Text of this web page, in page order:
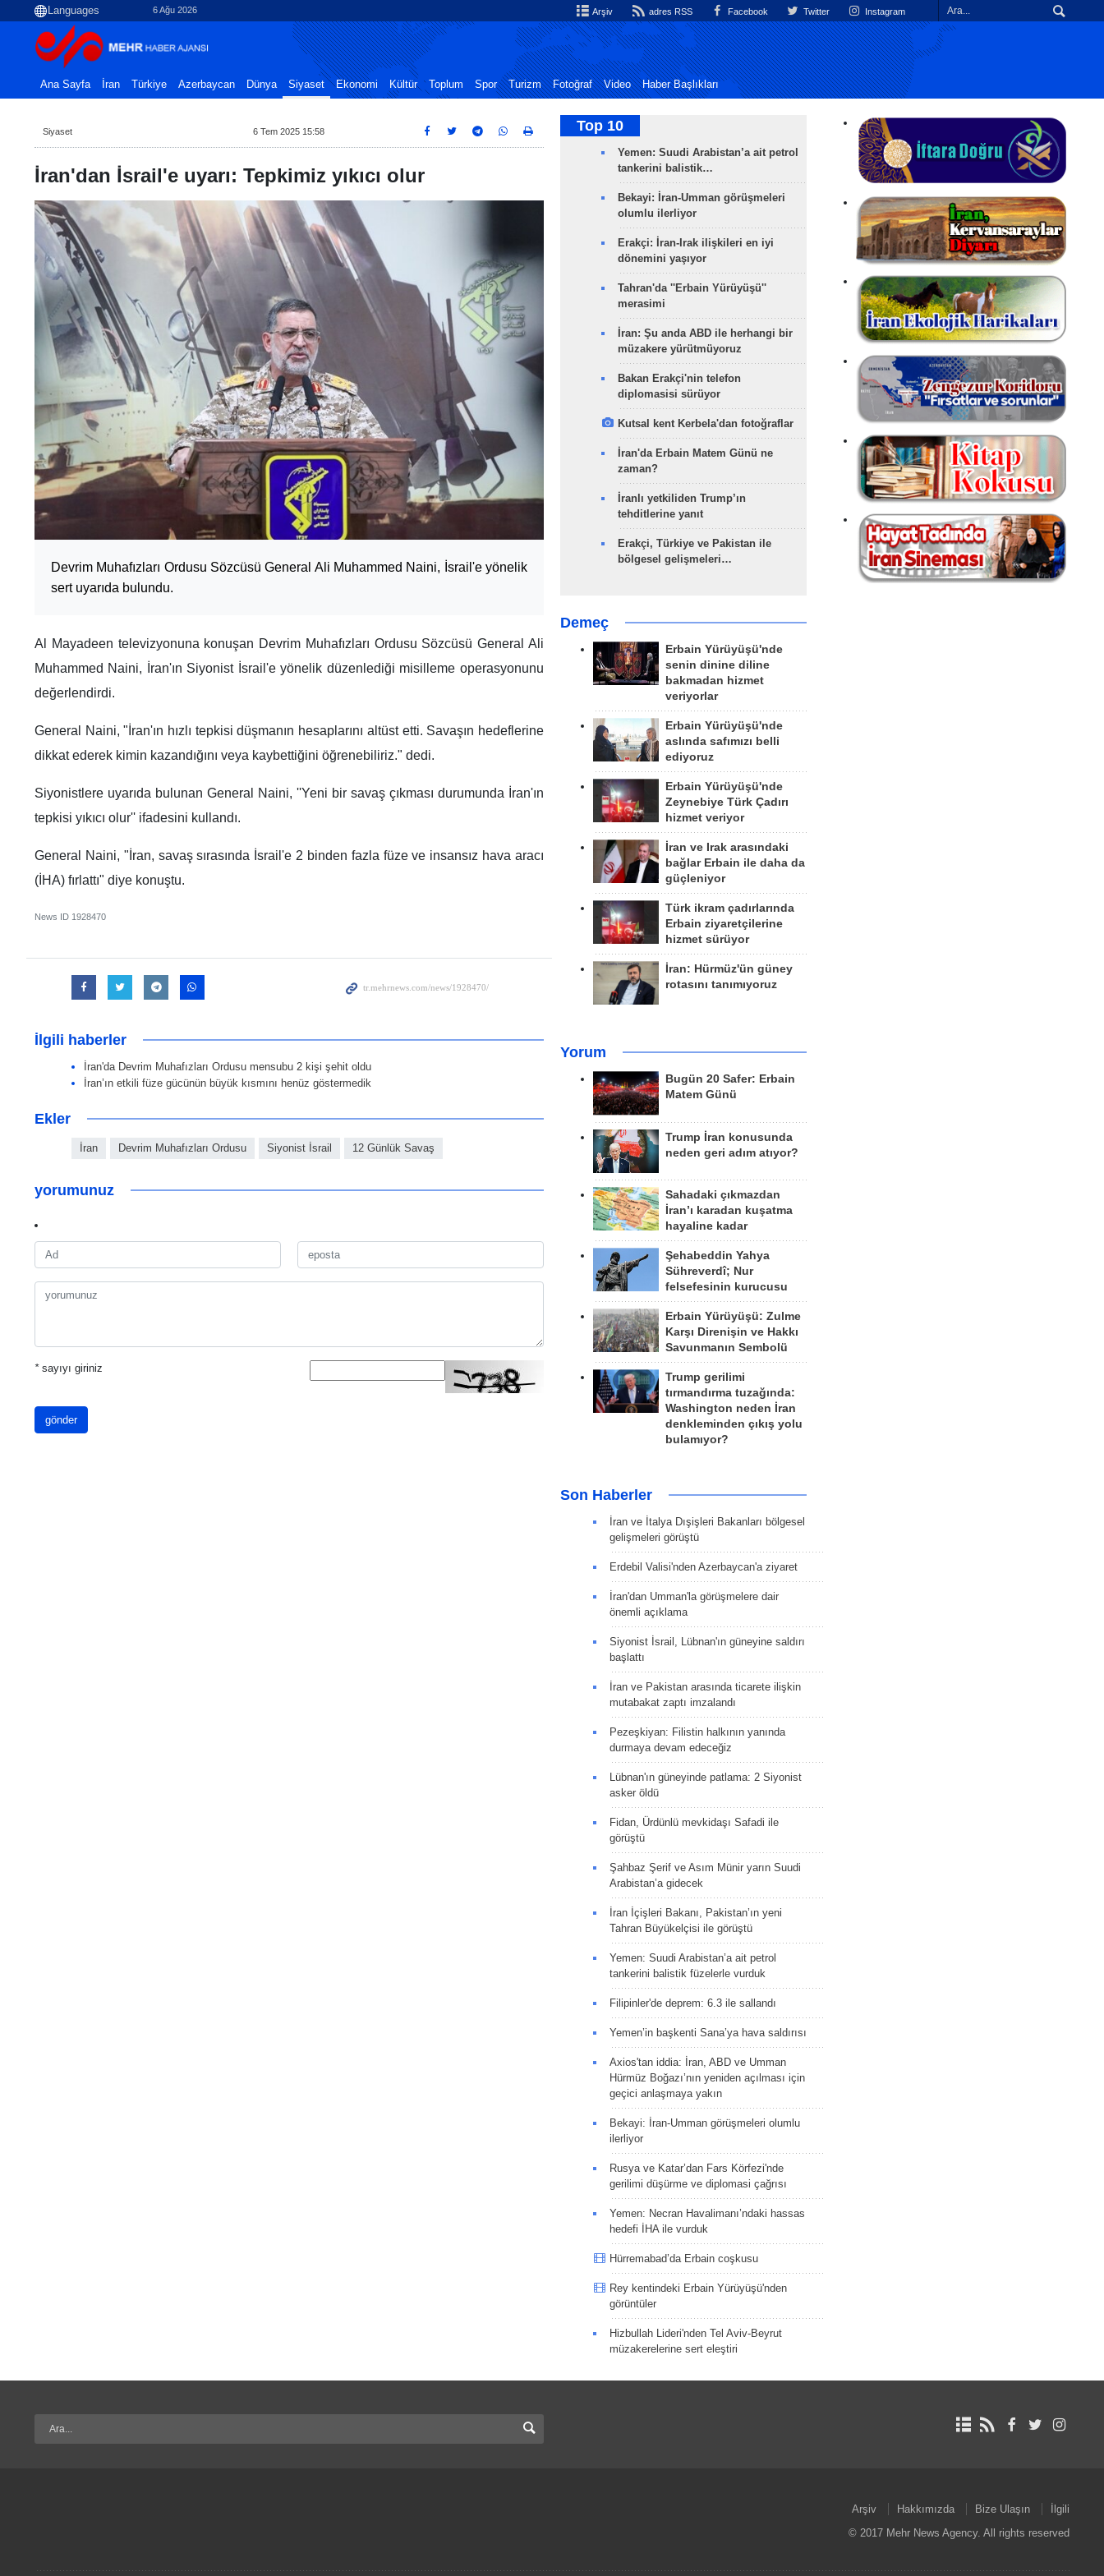
6 Ağu 2026 Arşiv adres RSS Facebook Twitter Instagram
Ana Sayfa İran Türkiye Azerbaycan Dünya Siyaset Ekonomi Kültür Toplum Spor Turizm Fotoğraf Video Haber Başlıkları
Siyaset 6 Tem 2025 15:58
İran'dan İsrail'e uyarı: Tepkimiz yıkıcı olur
Devrim Muhafızları Ordusu Sözcüsü General Ali Muhammed Naini, İsrail'e yönelik
sert uyarıda bulundu.
Al Mayadeen televizyonuna konuşan Devrim Muhafızları Ordusu Sözcüsü General Ali
Muhammed Naini, İran'ın Siyonist İsrail'e yönelik düzenlediği misilleme operasyonunu
değerlendirdi.
General Naini, "İran'ın hızlı tepkisi düşmanın hesaplarını altüst etti. Savaşın hedeflerine
dikkat ederek kimin kazandığını veya kaybettiğini öğrenebiliriz." dedi.
Siyonistlere uyarıda bulunan General Naini, ''Yeni bir savaş çıkması durumunda İran'ın
tepkisi yıkıcı olur'' ifadesini kullandı.
General Naini, "İran, savaş sırasında İsrail'e 2 binden fazla füze ve insansız hava aracı
(İHA) fırlattı" diye konuştu.
News ID 1928470
İlgili haberler
İran'da Devrim Muhafızları Ordusu mensubu 2 kişi şehit oldu
İran’ın etkili füze gücünün büyük kısmını henüz göstermedik
Ekler
İran Devrim Muhafızları Ordusu Siyonist İsrail 12 Günlük Savaş
yorumunuz
*sayıyı giriniz
gönder
Top 10
Yemen: Suudi Arabistan’a ait petrol
tankerini balistik…
Bekayi: İran-Umman görüşmeleri
olumlu ilerliyor
Erakçi: İran-Irak ilişkileri en iyi
dönemini yaşıyor
Tahran'da ''Erbain Yürüyüşü''
merasimi
İran: Şu anda ABD ile herhangi bir
müzakere yürütmüyoruz
Bakan Erakçi'nin telefon
diplomasisi sürüyor
Kutsal kent Kerbela'dan fotoğraflar
İran'da Erbain Matem Günü ne
zaman?
İranlı yetkiliden Trump’ın
tehditlerine yanıt
Erakçi, Türkiye ve Pakistan ile
bölgesel gelişmeleri…
Demeç
Erbain Yürüyüşü'nde
senin dinine diline
bakmadan hizmet
veriyorlar
Erbain Yürüyüşü'nde
aslında safımızı belli
ediyoruz
Erbain Yürüyüşü'nde
Zeynebiye Türk Çadırı
hizmet veriyor
İran ve Irak arasındaki
bağlar Erbain ile daha da
güçleniyor
Türk ikram çadırlarında
Erbain ziyaretçilerine
hizmet sürüyor
İran: Hürmüz'ün güney
rotasını tanımıyoruz
Yorum
Bugün 20 Safer: Erbain
Matem Günü
Trump İran konusunda
neden geri adım atıyor?
Sahadaki çıkmazdan
İran’ı karadan kuşatma
hayaline kadar
Şehabeddin Yahya
Sühreverdî; Nur
felsefesinin kurucusu
Erbain Yürüyüşü: Zulme
Karşı Direnişin ve Hakkı
Savunmanın Sembolü
Trump gerilimi
tırmandırma tuzağında:
Washington neden İran
denkleminden çıkış yolu
bulamıyor?
Son Haberler
İran ve İtalya Dışişleri Bakanları bölgesel
gelişmeleri görüştü
Erdebil Valisi'nden Azerbaycan'a ziyaret
İran'dan Umman'la görüşmelere dair
önemli açıklama
Siyonist İsrail, Lübnan'ın güneyine saldırı
başlattı
İran ve Pakistan arasında ticarete ilişkin
mutabakat zaptı imzalandı
Pezeşkiyan: Filistin halkının yanında
durmaya devam edeceğiz
Lübnan'ın güneyinde patlama: 2 Siyonist
asker öldü
Fidan, Ürdünlü mevkidaşı Safadi ile
görüştü
Şahbaz Şerif ve Asım Münir yarın Suudi
Arabistan’a gidecek
İran İçişleri Bakanı, Pakistan’ın yeni
Tahran Büyükelçisi ile görüştü
Yemen: Suudi Arabistan’a ait petrol
tankerini balistik füzelerle vurduk
Filipinler'de deprem: 6.3 ile sallandı
Yemen’in başkenti Sana’ya hava saldırısı
Axios'tan iddia: İran, ABD ve Umman
Hürmüz Boğazı’nın yeniden açılması için
geçici anlaşmaya yakın
Bekayi: İran-Umman görüşmeleri olumlu
ilerliyor
Rusya ve Katar’dan Fars Körfezi'nde
gerilimi düşürme ve diplomasi çağrısı
Yemen: Necran Havalimanı’ndaki hassas
hedefi İHA ile vurduk
Hürremabad’da Erbain coşkusu
Rey kentindeki Erbain Yürüyüşü'nden
görüntüler
Hizbullah Lideri'nden Tel Aviv-Beyrut
müzakerelerine sert eleştiri
Arşiv Hakkımızda Bize Ulaşın
İlgili
© 2017 Mehr News Agency. All rights reserved